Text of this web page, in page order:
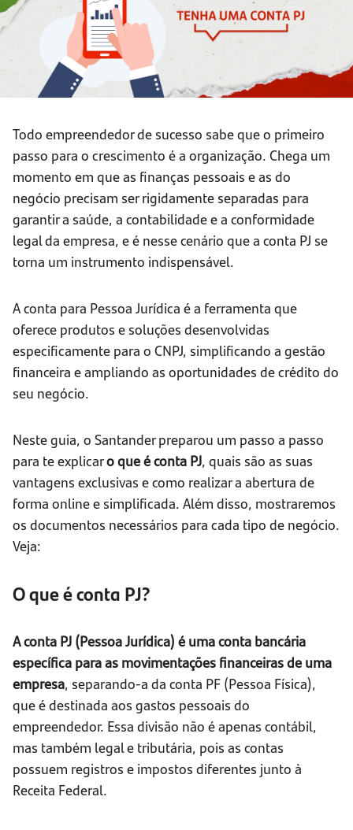
Todo empreendedor de sucesso sabe que o primeiro
passo para o crescimento é a organização. Chega um
momento em que as finanças pessoais e as do
negócio precisam ser rigidamente separadas para
garantir a saúde, a contabilidade e a conformidade
legal da empresa, e é nesse cenário que a conta PJ se
torna um instrumento indispensável.
A conta para Pessoa Jurídica é a ferramenta que
oferece produtos e soluções desenvolvidas
especificamente para o CNPJ, simplificando a gestão
financeira e ampliando as oportunidades de crédito do
seu negócio.
Neste guia, o Santander preparou um passo a passo
para te explicaro que é conta PJ, quais são as suas
vantagens exclusivas e como realizar a abertura de
forma online e simplificada. Além disso, mostraremos
os documentos necessários para cada tipo de negócio.
Veja:
O que é conta PJ?
A conta PJ (Pessoa Jurídica) é uma conta bancária
específica para as movimentações financeiras de uma
empresa, separando-a da conta PF (Pessoa Física),
que é destinada aos gastos pessoais do
empreendedor. Essa divisão não é apenas contábil,
mas também legal e tributária, pois as contas
possuem registros e impostos diferentes junto à
Receita Federal.